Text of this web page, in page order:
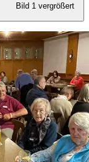
Bild 1 vergrößert